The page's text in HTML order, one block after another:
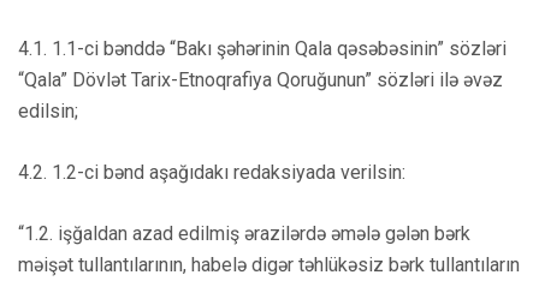
4.1. 1.1-ci bənddə “Bakı şəhərinin Qala qəsəbəsinin” sözləri
“Qala” Dövlət Tarix-Etnoqrafiya Qoruğunun” sözləri ilə əvəz
edilsin;
4.2. 1.2-ci bənd aşağıdakı redaksiyada verilsin:
“1.2. işğaldan azad edilmiş ərazilərdə əmələ gələn bərk
məişət tullantılarının, habelə digər təhlükəsiz bərk tullantıların